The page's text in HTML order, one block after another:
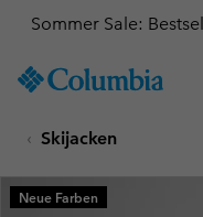
TO
SKIP
MAIN
NAV
Sommer Sale:
Skijacken
Neue Farben